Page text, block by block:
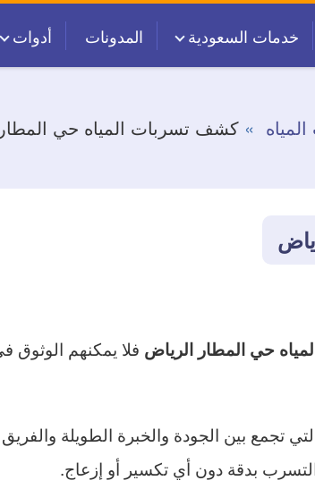
خدمات السعودية المدونات أدوات
كشف تسربات المياه حي
حي المطار الرياض فلا يمكنهم الوثوق
بين الجودة والخبرة الطويلة
بدقة دون أي تكسير أو إزعاج.